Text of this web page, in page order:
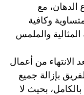
مع
وكافية
والملمس
الانتهاء من أعمال
بإزالة جميع
بحيث لا